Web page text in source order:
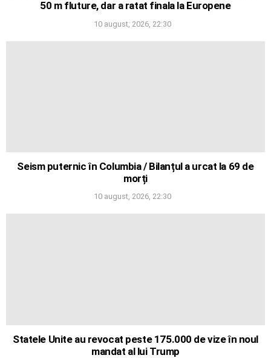
50 m fluture, dar a ratat finala la Europene
10 august, 2026, 22:30
Seism puternic în Columbia / Bilanțul a urcat la 69 de
morți
10 august, 2026, 22:30
Statele Unite au revocat peste 175.000 de vize în noul
mandat al lui Trump